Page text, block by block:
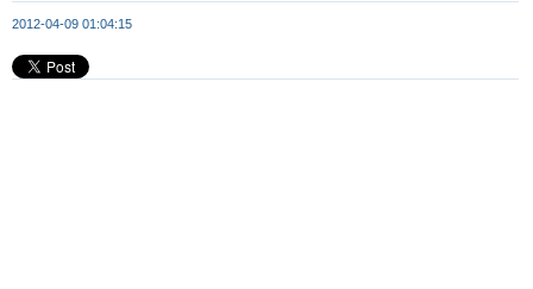
2012-04-09 01:04:15